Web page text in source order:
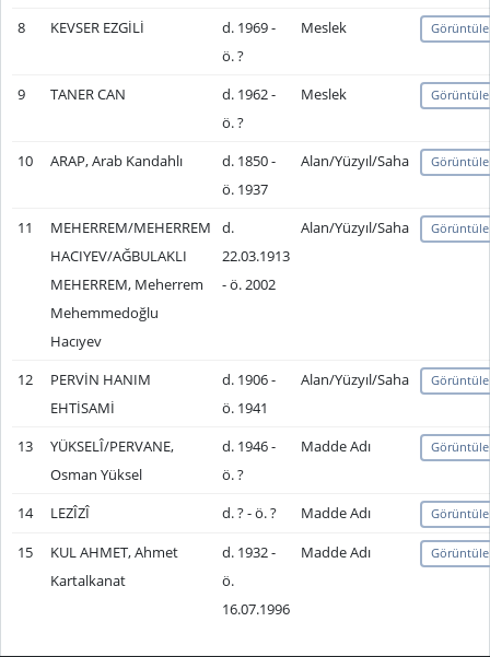
8 KEVSER EZGİLİ
d. 1969 -
ö. ?
Meslek Görüntüle
9 TANER CAN
d. 1962 -
ö. ?
Meslek Görüntüle
10 ARAP, Arab Kandahlı
d. 1850 -
ö. 1937
Alan/Yüzyıl/Saha Görüntüle
11
MEHERREM/MEHERREM
HACIYEV/AĞBULAKLI
MEHERREM, Meherrem
Mehemmedoğlu
Hacıyev
d.
22.03.1913
- ö. 2002
Alan/Yüzyıl/Saha Görüntüle
12
PERVİN HANIM
EHTİSAMİ
d. 1906 -
ö. 1941
Alan/Yüzyıl/Saha Görüntüle
13
YÜKSELÎ/PERVANE,
Osman Yüksel
d. 1946 -
ö. ?
Madde Adı Görüntüle
14 LEZÎZÎ d. ? - ö. ? Madde Adı Görüntüle
15
KUL AHMET, Ahmet
Kartalkanat
d. 1932 -
ö.
16.07.1996
Madde Adı Görüntüle